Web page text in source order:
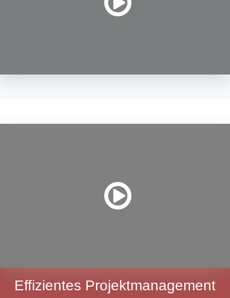
Effizientes Projektmanagement